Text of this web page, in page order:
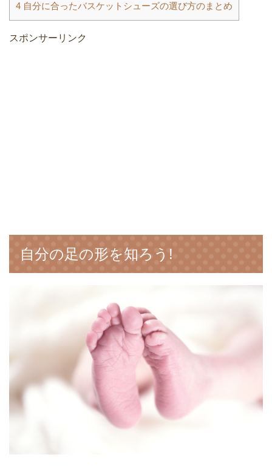
4 自分に合ったバスケットシューズの選び方のまとめ
スポンサーリンク
自分の足の形を知ろう!